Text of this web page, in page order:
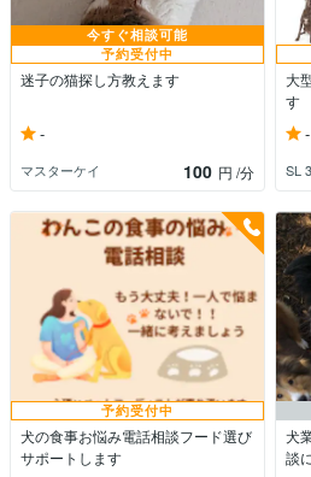
今すぐ相談可能
予約受付中
迷子の猫探し方教えます
-
マスターケイ 100 円 /分
大
す
-
SL
予約受付中
犬の食事お悩み電話相談フード選び
サポートします
犬
談